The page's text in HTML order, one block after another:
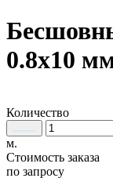
0.8х10
Количество
м.
Стоимость заказа
по запросу